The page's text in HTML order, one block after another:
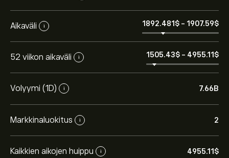
Aikaväli i 1892.481‎$‎ - 1907.59‎$‎
52 viikon aikaväli i 1505.43‎$‎ - 4955.11‎$‎
Volyymi (1D) i 7.66B
Markkinaluokitus i 2
Kaikkien aikojen huippu i 4955.11‎$‎